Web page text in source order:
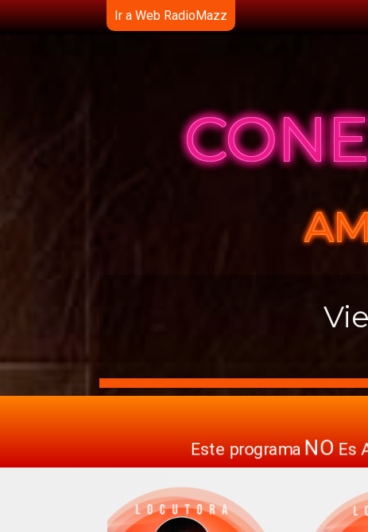
Vaya al Contenido
Este programa NO Es
Ir a Web RadioMazz